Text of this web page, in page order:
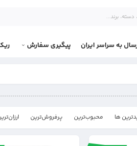
به سراسر ایران پیگیری سفارش
ها محبوب‌‌ترین پرفروش‌ترین